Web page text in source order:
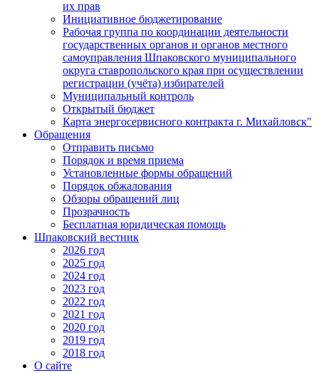
их прав
Инициативное бюджетирование
Рабочая группа по координации деятельности
государственных органов и органов местного
самоуправления Шпаковского муниципального
округа ставропольского края при осуществлении
регистрации (учёта) избирателей
Муниципальный контроль
Открытый бюджет
Карта энергосервисного контракта г. Михайловск"
Обращения
Отправить письмо
Порядок и время приема
Установленные формы обращений
Порядок обжалования
Обзоры обращений лиц
Прозрачность
Бесплатная юридическая помощь
Шпаковский вестник
2026 год
2025 год
2024 год
2023 год
2022 год
2021 год
2020 год
2019 год
2018 год
О сайте